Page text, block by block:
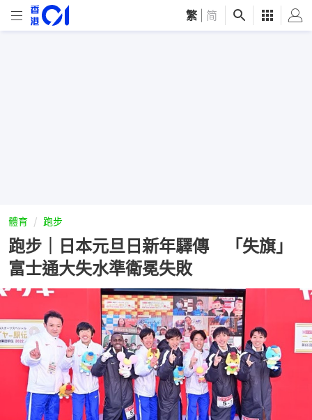
繁 简
體育 跑步
跑步｜日本元旦日新年驛傳 「失旗」
富士通大失水準衛冕失敗